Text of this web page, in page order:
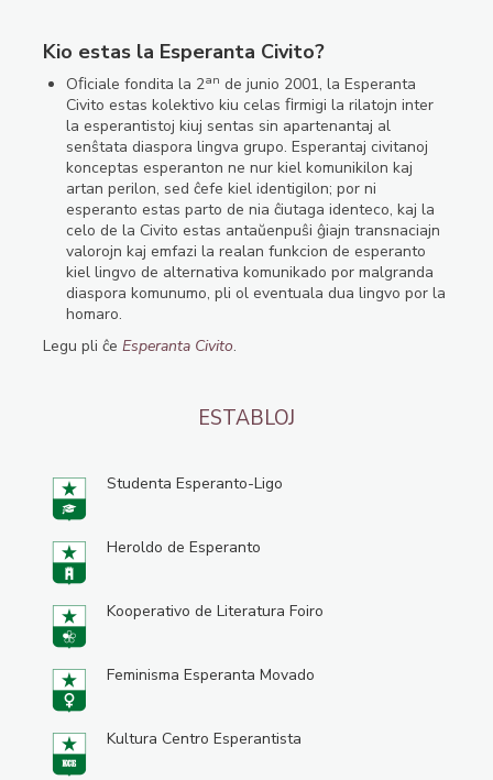
Kio estas la Esperanta Civito?
Oﬁciale fondita la 2an de junio 2001, la Esperanta
Civito estas kolektivo kiu celas ﬁrmigi la rilatojn inter
la esperantistoj kiuj sentas sin apartenantaj al
senŝtata diaspora lingva grupo. Esperantaj civitanoj
konceptas esperanton ne nur kiel komunikilon kaj
artan perilon, sed ĉefe kiel identigilon; por ni
esperanto estas parto de nia ĉiutaga identeco, kaj la
celo de la Civito estas antaŭenpuŝi ĝiajn transnaciajn
valorojn kaj emfazi la realan funkcion de esperanto
kiel lingvo de alternativa komunikado por malgranda
diaspora komunumo, pli ol eventuala dua lingvo por la
homaro.
Legu pli ĉe Esperanta Civito.
ESTABLOJ
Studenta Esperanto-Ligo
Heroldo de Esperanto
Kooperativo de Literatura Foiro
Feminisma Esperanta Movado
Kultura Centro Esperantista